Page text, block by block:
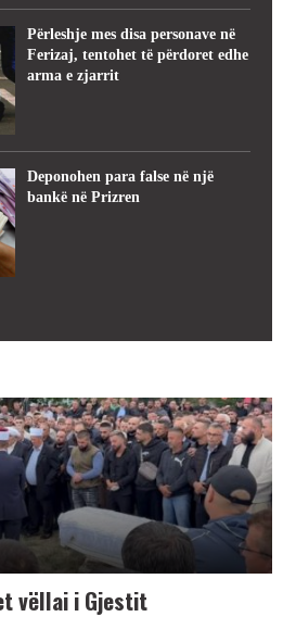
Përleshje mes disa personave në
Ferizaj, tentohet të përdoret edhe
arma e zjarrit
Deponohen para false në një
bankë në Prizren
vëllai i Gjestit